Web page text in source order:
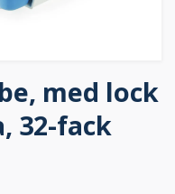
med lock
32-fack